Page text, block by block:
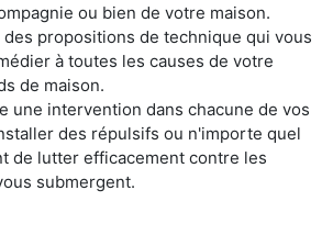
ou bien de votre maison.
des propositions de technique qui vous
à toutes les causes de votre
de maison.
une intervention dans chacune de vos
des répulsifs ou n'importe quel
de lutter efficacement contre les
submergent.